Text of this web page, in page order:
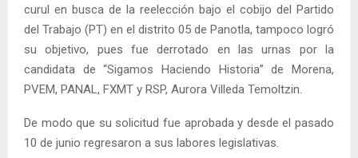
curul en busca de la reelección bajo el cobijo del Partido
del Trabajo (PT) en el distrito 05 de Panotla, tampoco logró
su objetivo, pues fue derrotado en las urnas por la
candidata de “Sigamos Haciendo Historia” de Morena,
PVEM, PANAL, FXMT y RSP, Aurora Villeda Temoltzin.
De modo que su solicitud fue aprobada y desde el pasado
10 de junio regresaron a sus labores legislativas.